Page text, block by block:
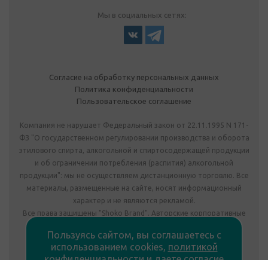
Мы в социальных сетях:
Согласие на обработку персональных данных
Политика конфиденциальности
Пользовательское соглашение
Компания не нарушает Федеральный закон от 22.11.1995 N 171-
ФЗ "О государственном регулировании производства и оборота
этилового спирта, алкогольной и спиртосодержащей продукции
и об ограничении потребления (распития) алкогольной
продукции": мы не осуществляем дистанционную торговлю. Все
материалы, размещенные на сайте, носят информационный
характер и не являются рекламой.
Все права защищены "Shoko Brand". Авторские корпоративные
Комплектация подарка может отличаться от изображения.
Информация на сайте не является публичной офертой.
Пользуясь сайтом, вы соглашаетесь с
использованием cookies, политикой